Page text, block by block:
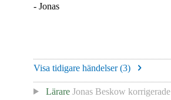
- Jonas
Visa tidigare händelser (3)
Lärare Jonas Beskow korrigerade